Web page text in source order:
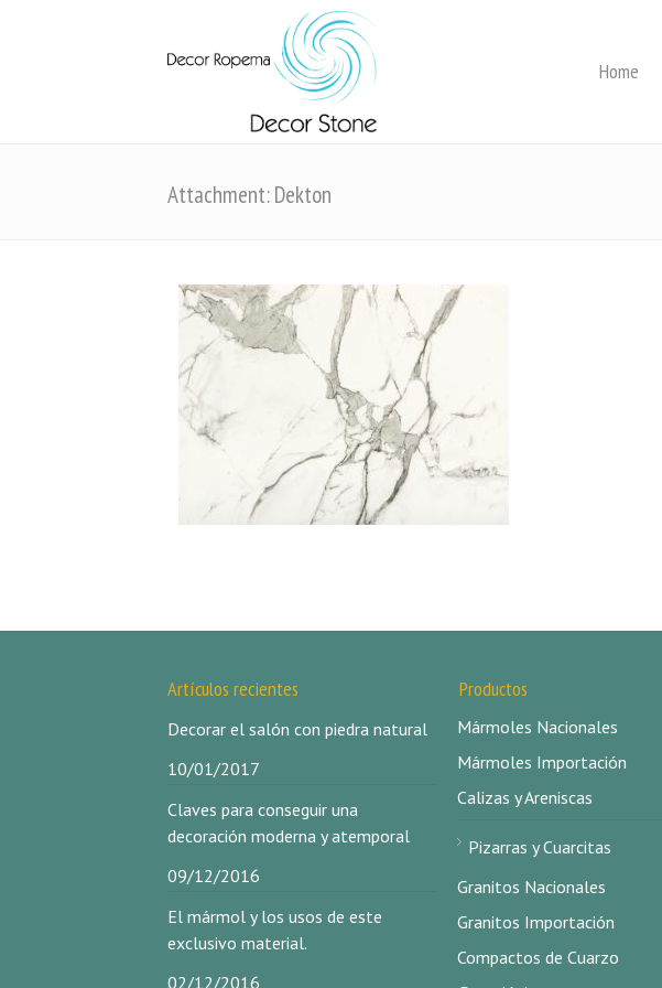
Home
Attachment: Dekton
Artículos recientes
Decorar el salón con piedra natural
10/01/2017
Claves para conseguir una
decoración moderna y atemporal
09/12/2016
El mármol y los usos de este
exclusivo material.
02/12/2016
Productos
Mármoles Nacionales
Mármoles Importación
Calizas y Areniscas
Pizarras y Cuarcitas
Granitos Nacionales
Granitos Importación
Compactos de Cuarzo